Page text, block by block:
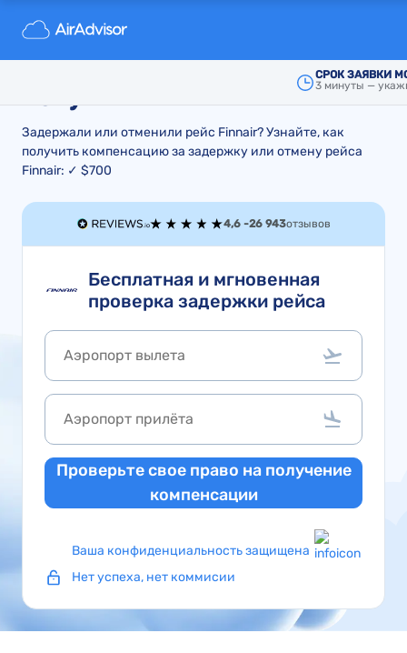
СРОК ЗАЯВКИ
3 минуты —
Компенсация за задержку и
отмену рейса Finnair: как
Задержали или отменили рейс Finnair? Узнайте, как
получить компенсацию за задержку или отмену рейса
Finnair: ✓ $700
4,6 -26 943отзывов
Бесплатная и мгновенная
проверка задержки рейса
Проверьте свое право на получение
компенсации
Ваша конфиденциальность защищена
Нет успеха, нет коммисии